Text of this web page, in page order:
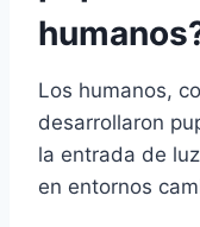
Los humanos,
desarrollaron
la entrada de
en entornos